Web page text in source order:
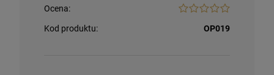
Ocena:
Kod produktu: OP019